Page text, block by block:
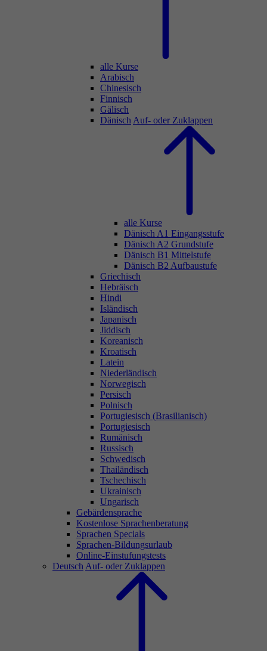
alle Kurse
Arabisch
Chinesisch
Finnisch
Gälisch
Dänisch Auf- oder Zuklappen
alle Kurse
Dänisch A1 Eingangsstufe
Dänisch A2 Grundstufe
Dänisch B1 Mittelstufe
Dänisch B2 Aufbaustufe
Griechisch
Hebräisch
Hindi
Isländisch
Japanisch
Jiddisch
Koreanisch
Kroatisch
Latein
Niederländisch
Norwegisch
Persisch
Polnisch
Portugiesisch (Brasilianisch)
Portugiesisch
Rumänisch
Russisch
Schwedisch
Thailändisch
Tschechisch
Ukrainisch
Ungarisch
Gebärdensprache
Kostenlose Sprachenberatung
Sprachen Specials
Sprachen-Bildungsurlaub
Online-Einstufungstests
Deutsch Auf- oder Zuklappen